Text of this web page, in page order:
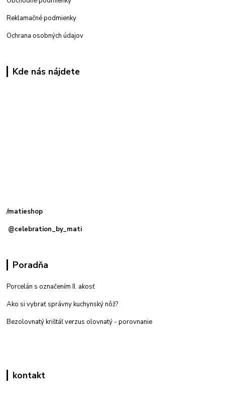
Reklamačné podmienky
Ochrana osobných údajov
Kde nás nájdete
/matieshop
@celebration_by_mati
Poradňa
Porcelán s označením II. akosť
Ako si vybrať správny kuchynský nôž?
Bezolovnatý krištáľ verzus olovnatý - porovnanie
kontakt